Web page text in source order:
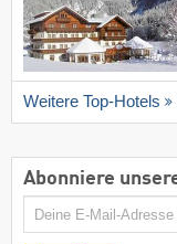
Weitere Top-Hotels
Abonniere
E-